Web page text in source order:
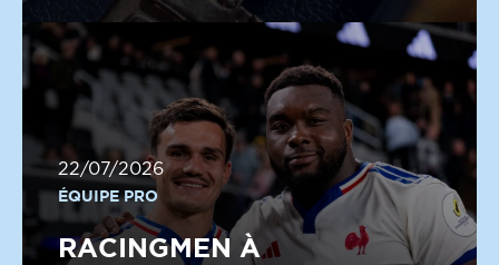
22/07/2026
ÉQUIPE PRO
RACINGMEN À